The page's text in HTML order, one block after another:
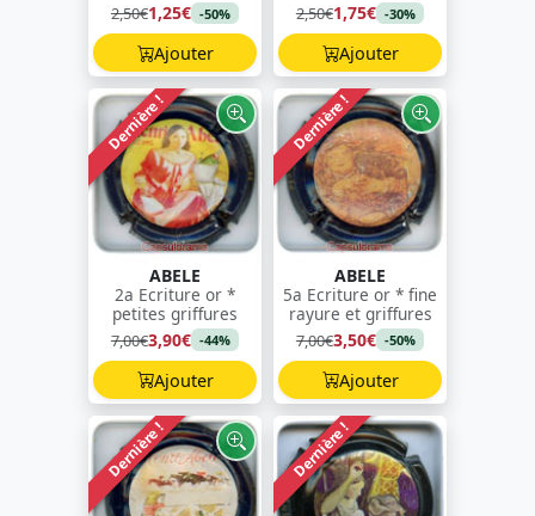
2,50€1,25€ -50%
Ajouter
2,50€1,75€ -30%
Ajouter
Dernière !
ABELE
2a Ecriture or *
petites griffures
7,00€3,90€ -44%
Ajouter
Dernière !
ABELE
5a Ecriture or * fine
rayure et griffures
7,00€3,50€ -50%
Ajouter
Dernière ! Dernière !